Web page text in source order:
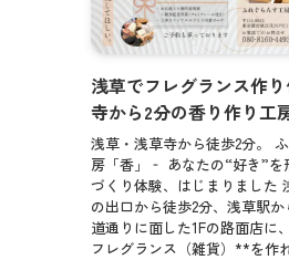
浅草でフレグランス作
寺から2分の香り作り工
浅草・浅草寺から徒歩2分。
房「香」‐ あなたの“好き”を
づくり体験、はじまりました
の出口から徒歩2分、浅草駅
道通りに面した1Fの路面店に
フレグランス（雑貨）**を作